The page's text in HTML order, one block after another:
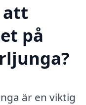
att
på
är en viktig